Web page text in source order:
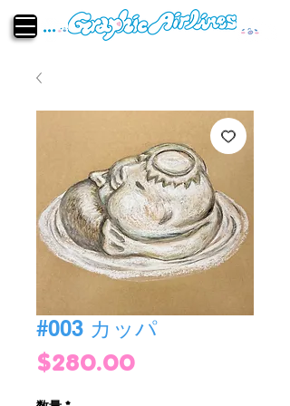
#003 カッパ
$280.00価